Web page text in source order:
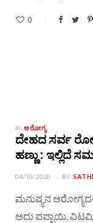
0
In ಆರೋಗ್ಯ
ದೇಹದ ಸರ್ವ
ಹಣ್ಣು : ಇಲ್ಲಿದೆ
04/10/2020 BY
ಮನುಷ್ಯನ
ಅದು ಪಪ್ಪಾಯಿ.